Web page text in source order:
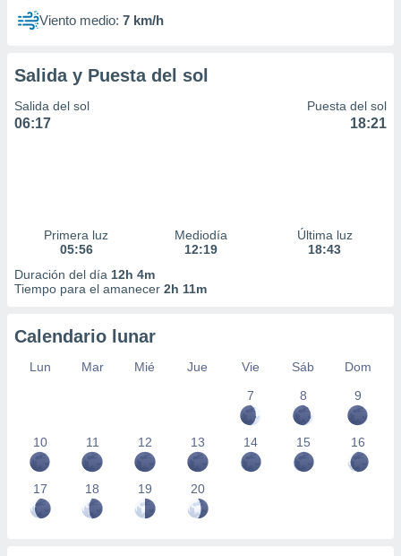
Viento medio: 7 km/h
Salida y Puesta del sol
Salida del sol
06:17
Puesta del sol
18:21
Primera luz
05:56
Mediodía
12:19
Última luz
18:43
Duración del día 12h 4m
Tiempo para el amanecer 2h 11m
Calendario lunar
Lun Mar Mié Jue Vie Sáb
Dom
7
8 9
10 11 12 13 14 15 16
17 18 19 20